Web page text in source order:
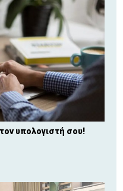
υπολογιστή σου!